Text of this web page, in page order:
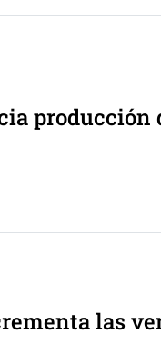
producción
las